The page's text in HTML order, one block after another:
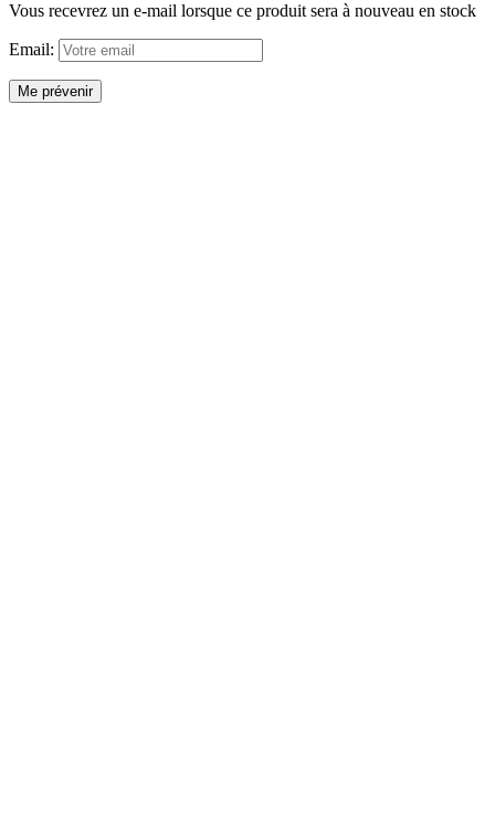
Vous recevrez un e-mail lorsque ce produit sera à nouveau en stock
Email:
Me prévenir